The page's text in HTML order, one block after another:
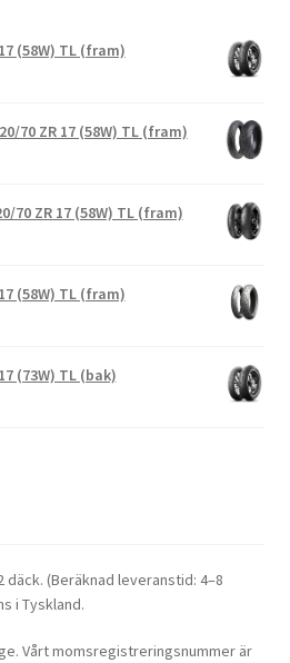
(58W) TL (fram)
70 ZR 17 (58W) TL (fram)
70 ZR 17 (58W) TL (fram)
(58W) TL (fram)
(73W) TL (bak)
däck. (Beräknad leveranstid: 4–8
i Tyskland.
Vårt momsregistreringsnummer är